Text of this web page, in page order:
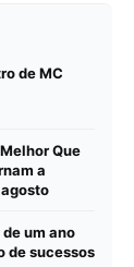
de MC
Que
a
um ano
de sucessos